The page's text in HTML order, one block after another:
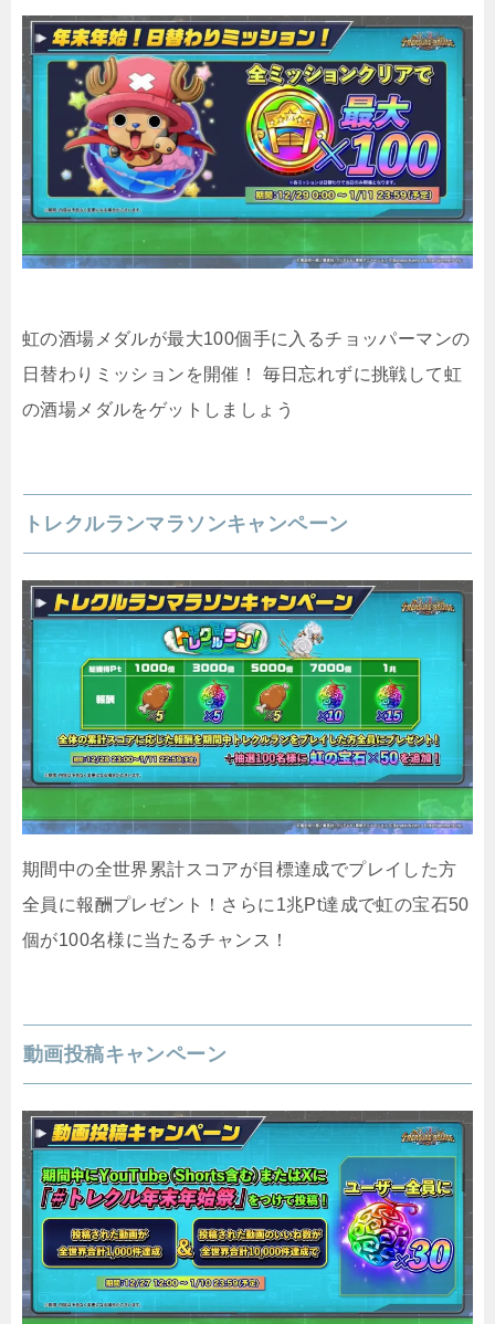
虹の酒場メダルが最大100個手に入るチョッパーマンの
日替わりミッションを開催！ 毎日忘れずに挑戦して虹
の酒場メダルをゲットしましょう
トレクルランマラソンキャンペーン
期間中の全世界累計スコアが目標達成でプレイした方
全員に報酬プレゼント！さらに1兆Pt達成で虹の宝石50
個が100名様に当たるチャンス！
動画投稿キャンペーン